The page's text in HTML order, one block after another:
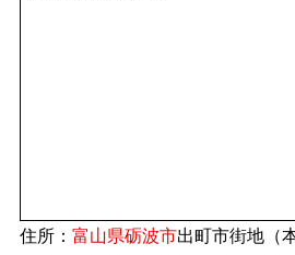
住所： 富山県砺波市出町市街地（